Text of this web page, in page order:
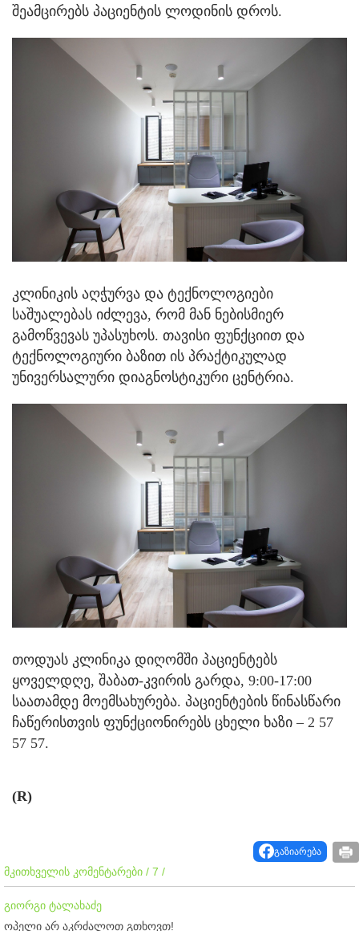
შეამცირებს პაციენტის ლოდინის დროს.
კლინიკის აღჭურვა და ტექნოლოგიები
საშუალებას იძლევა, რომ მან ნებისმიერ
გამოწვევას უპასუხოს. თავისი ფუნქციით და
ტექნოლოგიური ბაზით ის პრაქტიკულად
უნივერსალური დიაგნოსტიკური ცენტრია.
თოდუას კლინიკა დიღომში პაციენტებს
ყოველდღე, შაბათ-კვირის გარდა, 9:00-17:00
საათამდე მოემსახურება. პაციენტების წინასწარი
ჩაწერისთვის ფუნქციონირებს ცხელი ხაზი – 2 57
57 57.
(R)
გაზიარება
მკითხველის კომენტარები / 7 /
გიორგი ტალახაძე
ოპელი არ აკრძალოთ გთხოვთ!